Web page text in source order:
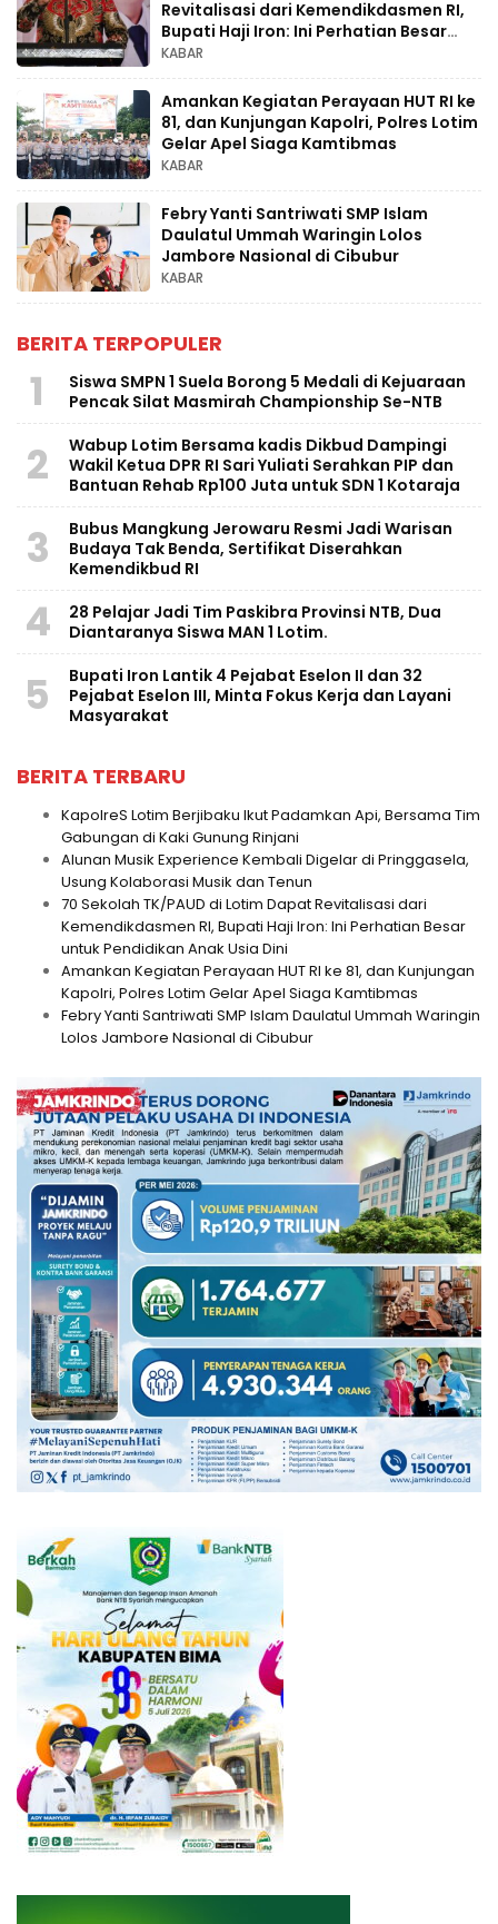
Revitalisasi dari Kemendikdasmen RI,
Bupati Haji Iron: Ini Perhatian Besar
untuk Pendidikan Anak Usia Dini
KABAR
Amankan Kegiatan Perayaan HUT RI ke
81, dan Kunjungan Kapolri, Polres Lotim
Gelar Apel Siaga Kamtibmas
KABAR
Febry Yanti Santriwati SMP Islam
Daulatul Ummah Waringin Lolos
Jambore Nasional di Cibubur
KABAR
BERITA TERPOPULER
1
Siswa SMPN 1 Suela Borong 5 Medali di Kejuaraan
Pencak Silat Masmirah Championship Se-NTB
2
Wabup Lotim Bersama kadis Dikbud Dampingi
Wakil Ketua DPR RI Sari Yuliati Serahkan PIP dan
Bantuan Rehab Rp100 Juta untuk SDN 1 Kotaraja
3
Bubus Mangkung Jerowaru Resmi Jadi Warisan
Budaya Tak Benda, Sertifikat Diserahkan
Kemendikbud RI
4
28 Pelajar Jadi Tim Paskibra Provinsi NTB, Dua
Diantaranya Siswa MAN 1 Lotim.
5
Bupati Iron Lantik 4 Pejabat Eselon II dan 32
Pejabat Eselon III, Minta Fokus Kerja dan Layani
Masyarakat
BERITA TERBARU
KapolreS Lotim Berjibaku Ikut Padamkan Api, Bersama Tim
Gabungan di Kaki Gunung Rinjani
Alunan Musik Experience Kembali Digelar di Pringgasela,
Usung Kolaborasi Musik dan Tenun
70 Sekolah TK/PAUD di Lotim Dapat Revitalisasi dari
Kemendikdasmen RI, Bupati Haji Iron: Ini Perhatian Besar
untuk Pendidikan Anak Usia Dini
Amankan Kegiatan Perayaan HUT RI ke 81, dan Kunjungan
Kapolri, Polres Lotim Gelar Apel Siaga Kamtibmas
Febry Yanti Santriwati SMP Islam Daulatul Ummah Waringin
Lolos Jambore Nasional di Cibubur